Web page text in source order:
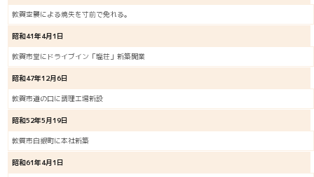
敦賀空襲による焼失を寸前で免れる。
昭和41年4月1日
敦賀市堂にドライブイン「塩荘」新築開業
昭和47年12月6日
敦賀市道の口に調理工場新設
昭和52年5月19日
敦質市白銀町に本社新築
昭和61年4月1日